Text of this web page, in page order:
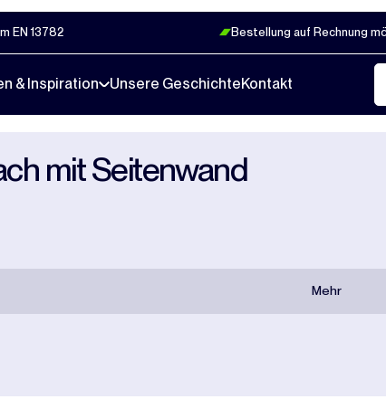
EN 13782 Bestellung auf Rechnung
& Inspiration Unsere GeschichteKontakt
mit Seitenwand
Mehr